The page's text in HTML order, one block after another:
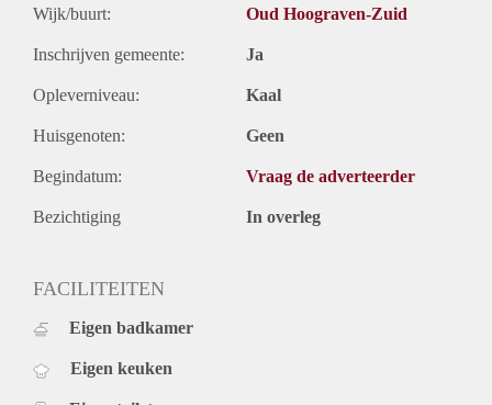
Wijk/buurt: Oud Hoograven-Zuid
Inschrijven gemeente: Ja
Opleverniveau: Kaal
Huisgenoten: Geen
Begindatum: Vraag de adverteerder
Bezichtiging In overleg
FACILITEITEN
Eigen badkamer
Eigen keuken